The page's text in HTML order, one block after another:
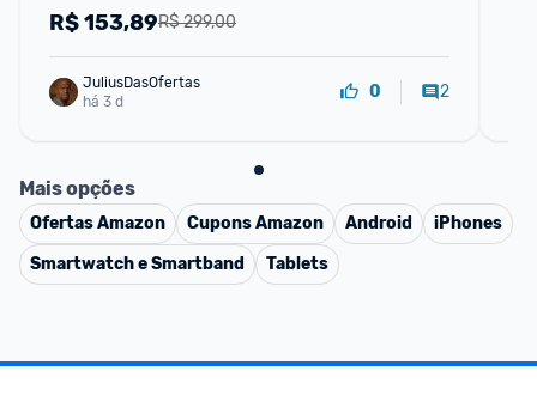
Carregamento rápido* Suporte Dobrável
R$ 299,00
R$153,89
JuliusDasOfertas
há 3 d
0 2
Mais opções
OfertasAmazon CuponsAmazon Android
iPhones
Smartwatch e Smartband
Tablets